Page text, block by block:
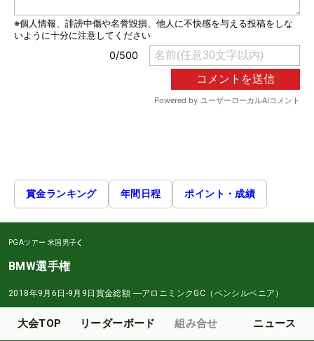
賞金ランキング 年間日程 ポイント・成績
PGAツアー 米国男子
BMW選手権
2018年9月6日-9月9日 賞金総額 ―アロニミンクGC（ペンシルベニア）
大会TOP リーダーボード 組み合せ ニュース